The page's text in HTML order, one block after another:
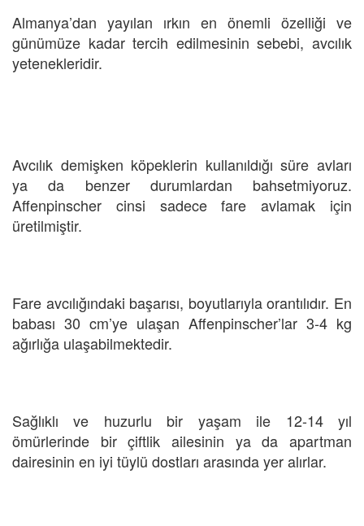
Almanya’dan yayılan ırkın en önemli özelliği ve
günümüze kadar tercih edilmesinin sebebi, avcılık
yetenekleridir.
Avcılık demişken köpeklerin kullanıldığı süre avları
ya da benzer durumlardan bahsetmiyoruz.
Affenpinscher cinsi sadece fare avlamak için
üretilmiştir.
Fare avcılığındaki başarısı, boyutlarıyla orantılıdır. En
babası 30 cm’ye ulaşan Affenpinscher’lar 3-4 kg
ağırlığa ulaşabilmektedir.
Sağlıklı ve huzurlu bir yaşam ile 12-14 yıl
ömürlerinde bir çiftlik ailesinin ya da apartman
dairesinin en iyi tüylü dostları arasında yer alırlar.